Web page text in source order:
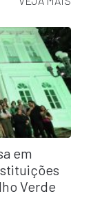
em
Verde